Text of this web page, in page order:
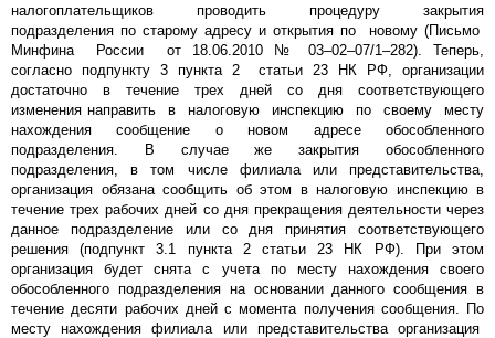
налогоплательщиков проводить процедуру закрытия
подразделения по старому адресу и открытия по новому (Письмо
Минфина России от 18.06.2010 № 03–02–07/1–282). Теперь,
согласно подпункту 3 пункта 2 статьи 23 НК РФ, организации
достаточно в течение трех дней со дня соответствующего
изменения направить в налоговую инспекцию по своему месту
нахождения сообщение о новом адресе обособленного
подразделения. В случае же закрытия обособленного
подразделения, в том числе филиала или представительства,
организация обязана сообщить об этом в налоговую инспекцию в
течение трех рабочих дней со дня прекращения деятельности через
данное подразделение или со дня принятия соответствующего
решения (подпункт 3.1 пункта 2 статьи 23 НК РФ). При этом
организация будет снята с учета по месту нахождения своего
обособленного подразделения на основании данного сообщения в
течение десяти рабочих дней с момента получения сообщения. По
месту нахождения филиала или представительства организация